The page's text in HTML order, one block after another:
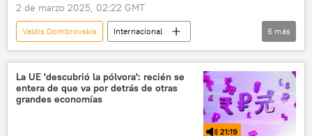
2 de marzo 2025, 02:22 GMT
Valdis Dombrovskis
Internacional
💬 Opinión y Análisis
Donald Trump
aranceles
📈 Mercados y finanzas
Unión Europea (UE)
EEUU
6 más
La UE 'descubrió la pólvora': recién se
entera de que va por detrás de otras
grandes economías
21:19